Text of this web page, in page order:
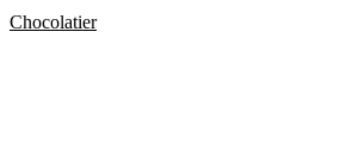
Chocolatier